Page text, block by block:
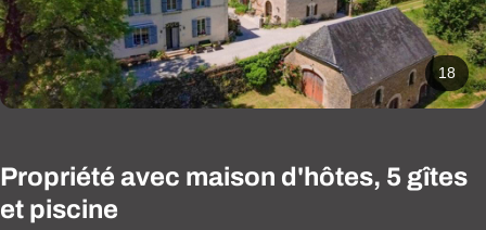
18
Propriété avec maison d'hôtes, 5 gîtes
et piscine